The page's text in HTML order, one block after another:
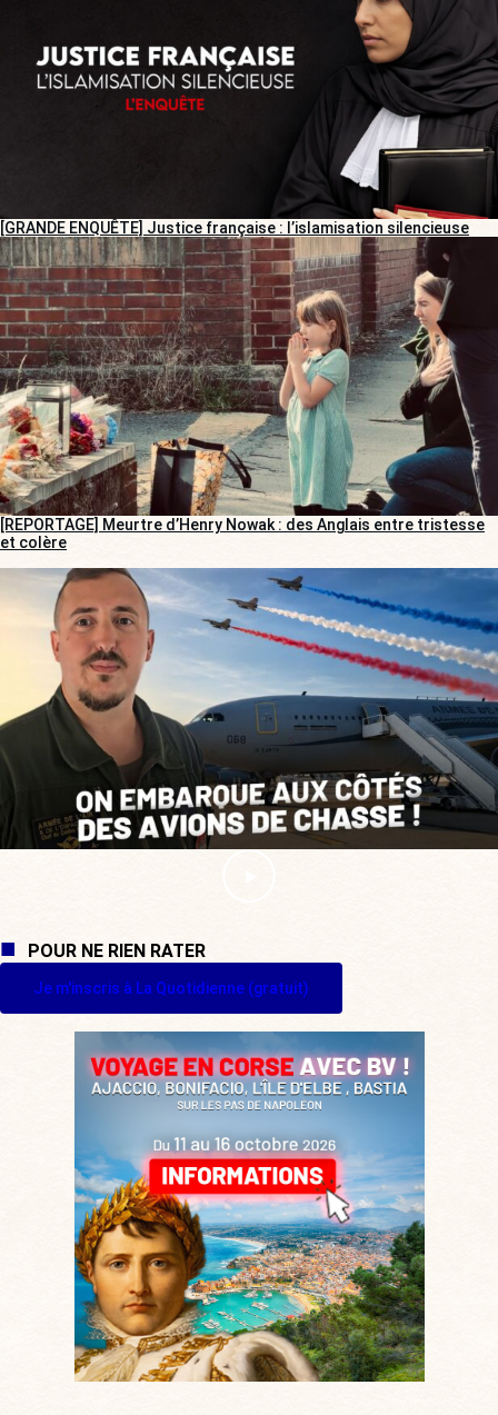
[GRANDE ENQUÊTE] Justice française : l’islamisation silencieuse
[REPORTAGE] Meurtre d’Henry Nowak : des Anglais entre tristesse
et colère
POUR NE RIEN RATER
Je m'inscris à La Quotidienne (gratuit)